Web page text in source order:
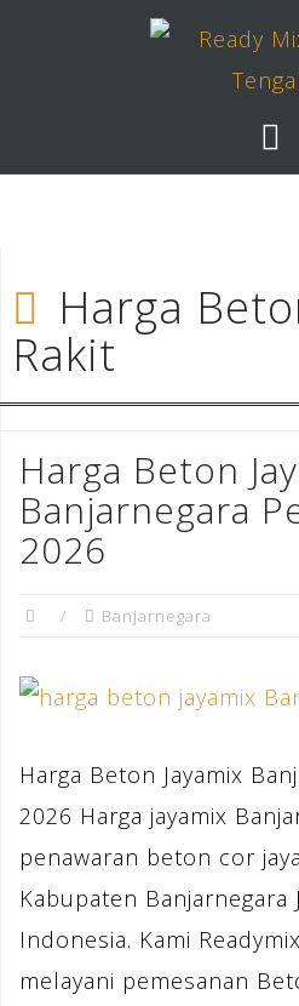
Harga
Rakit
Harga Beton
Banjarnegara
2026
Banjarnegara
Harga Beton Jayamix
2026 Harga jayamix
penawaran beton cor
Kabupaten Banjarnegara
Indonesia. Kami
melayani pemesanan